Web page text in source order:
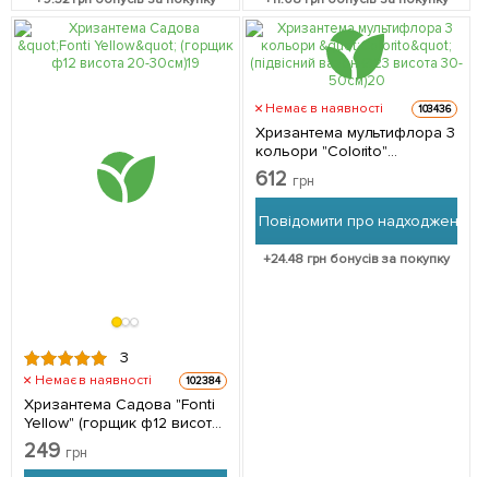
3
Немає в наявності 102384
Хризантема Садова "Fonti
Yellow" (горщик ф12 висота
20-30см) 1 саджанець в
упаковці
249 грн
Немає в наявності 103436
Хризантема мультифлора 3
кольори "Colorito"
(підвісний вазон Ø23
висота 30-50см) 3 саджанці
612 грн
Повідомити про надходження
+24.48грн бонусів за покупку